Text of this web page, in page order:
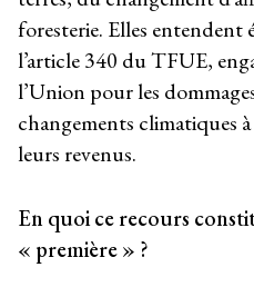
foresterie. Elles entendent
l’article 340 du TFUE,
l’Union pour les
changements climatiques
leurs revenus.
En quoi ce recours
« première » ?